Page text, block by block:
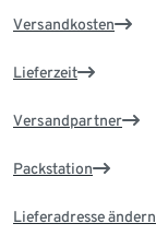
Versandkosten
Lieferzeit
Versandpartner
Packstation
Lieferadresse ändern